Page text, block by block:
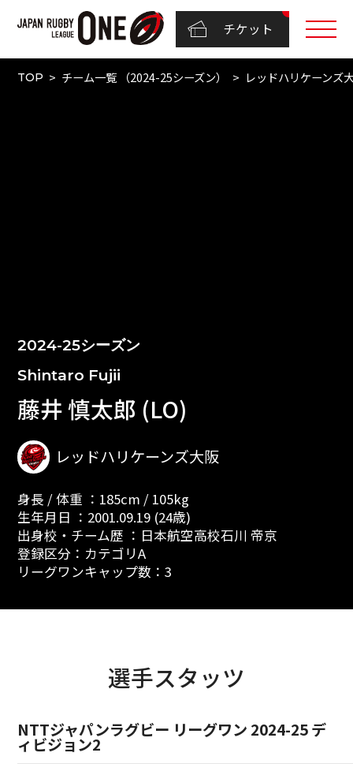
チケット
TOP チーム一覧 （2024-25シーズン） レッドハリケーンズ
2024-25シーズン
Shintaro Fujii
藤井 慎太郎 (LO)
レッドハリケーンズ大阪
身長 / 体重 ：185cm / 105kg
生年月日 ：2001.09.19 (24歳)
出身校・チーム歴 ：日本航空高校石川 帝京
登録区分：カテゴリA
リーグワンキャップ数：3
選手スタッツ
NTTジャパンラグビー リーグワン 2024-25 デ
ィビジョン2